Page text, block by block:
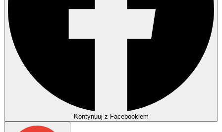
Kontynuuj z Facebookiem